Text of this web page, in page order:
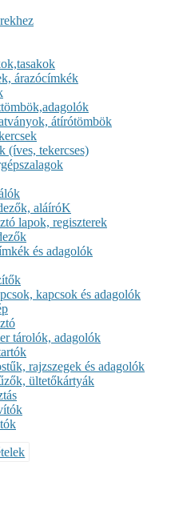
árazócímkék
átírótömbök
(íves, tekercses)
aláíróK
lapok, regiszterek
és adagolók
kapcsok és adagolók
tárolók, adagolók
rajzszegek és adagolók
ültetőkártyák